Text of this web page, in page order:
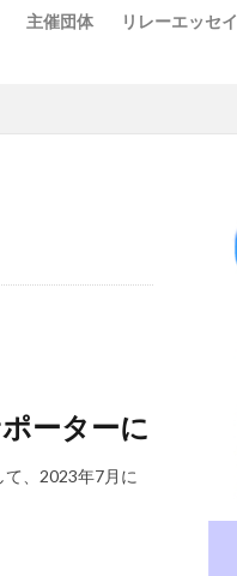
主催団体 リレーエッセイ
ーターに
、2023年7月に